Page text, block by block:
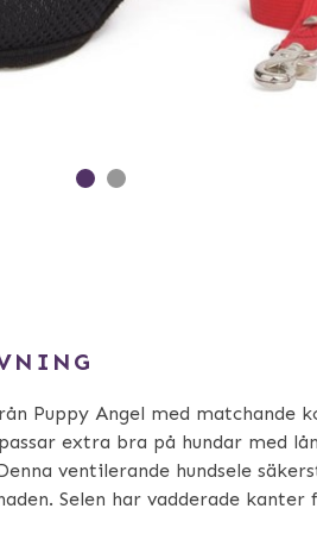
Puppy Angel med matchande
extra bra på hundar med
ventilerande hundsele
Selen har vadderade kanter